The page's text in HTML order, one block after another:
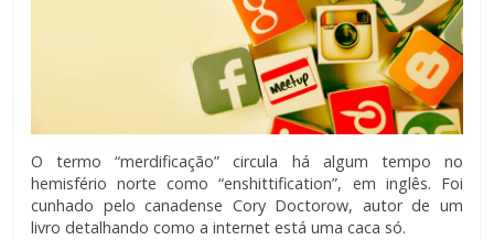
O termo “merdificação” circula há algum tempo no
hemisfério norte como “enshittification”, em inglês. Foi
cunhado pelo canadense Cory Doctorow, autor de um
livro detalhando como a internet está uma caca só.